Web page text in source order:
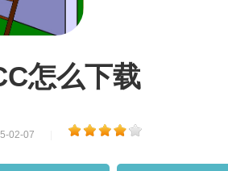
怎么下载
02-07